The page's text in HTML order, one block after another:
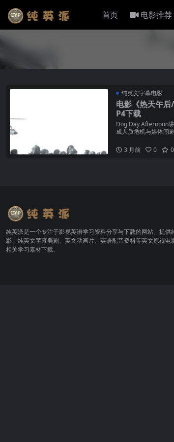
首页 电影推荐
纯英文字幕电影
电影《热天午
P4下载
Dog Day Afternoon
成人质危机与媒体闹
3 月前 0 0
纯英派是一个专注于影视英语学习资料分享与下载的网站。提供
影、纯英文字幕美剧、英文动画片、英语配音资料等英文原视电
相关学习素材下载。